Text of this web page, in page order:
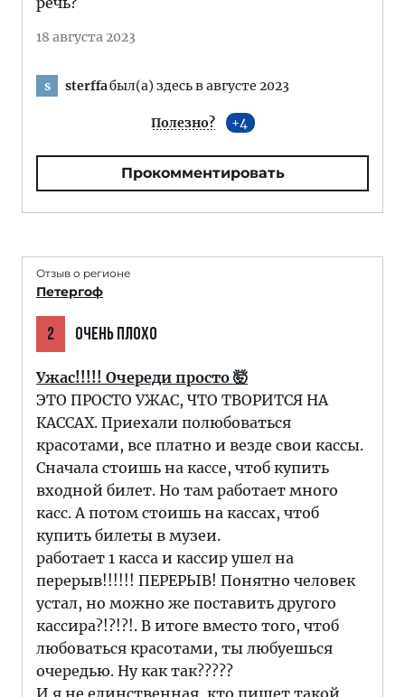
18 августа 2023
s sterffaбыл(а) здесь в августе 2023
Полезно? 4
Прокомментировать
Отзыв о регионе
Петергоф
2 ОЧЕНЬ ПЛОХО
Ужас!!!!! Очереди просто 🤯
ЭТО ПРОСТО УЖАС, ЧТО ТВОРИТСЯ НА
КАССАХ. Приехали полюбоваться
красотами, все платно и везде свои кассы.
Сначала стоишь на кассе, чтоб купить
входной билет. Но там работает много
касс. А потом стоишь на кассах, чтоб
купить билеты в музеи.
работает 1 касса и кассир ушел на
перерыв!!!!!! ПЕРЕРЫВ! Понятно человек
устал, но можно же поставить другого
кассира?!?!?!. В итоге вместо того, чтоб
любоваться красотами, ты любуешься
очередью. Ну как так?????
И я не единственная, кто пишет такой